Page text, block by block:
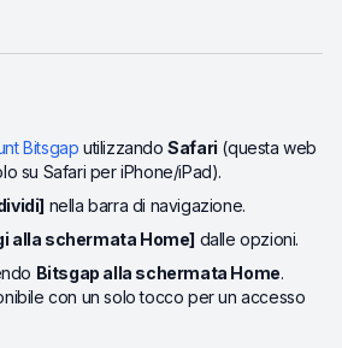
Bitsgap utilizzandoSafari (questa web
su Safari per iPhone/iPad).
nella barra di navigazione.
alla schermata Home] dalle opzioni.
Bitsgap alla schermata Home.
con un solo tocco per un accesso